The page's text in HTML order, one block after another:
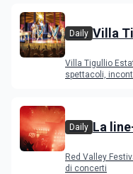
Daily Villa
Villa Tigullio
spettacoli,
Daily La
Red Valley
di concerti